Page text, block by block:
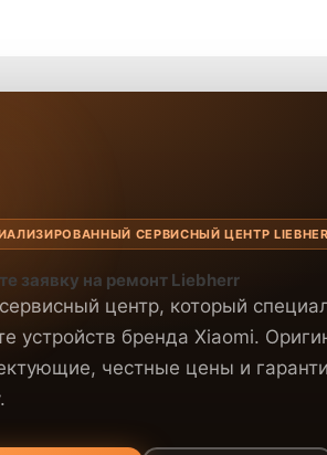
СЕРВИСНЫЙ ЦЕНТР
заявку на ремонт Liebherr
центр, который
устройств бренда Xiaomi.
честные цены и